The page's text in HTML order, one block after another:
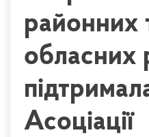
районних
обласних
Асоціації